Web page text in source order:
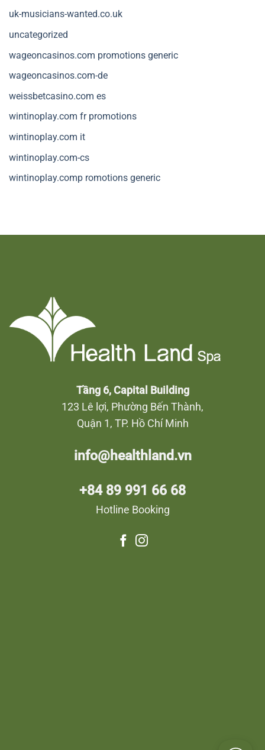
uk-musicians-wanted.co.uk
uncategorized
wageoncasinos.com promotions generic
wageoncasinos.com-de
weissbetcasino.com es
wintinoplay.com fr promotions
wintinoplay.com it
wintinoplay.com-cs
wintinoplay.comp romotions generic
Tầng 6, Capital Building
123 Lê lợi, Phường Bến Thành,
Quận 1, TP. Hồ Chí Minh
info@healthland.vn
+84 89 991 66 68
Hotline Booking